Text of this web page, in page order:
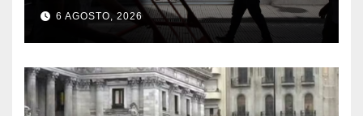
6 AGOSTO, 2026